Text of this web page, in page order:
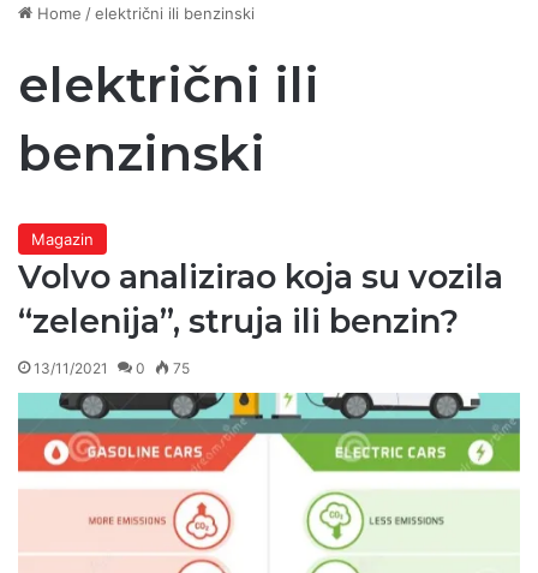
Home /električni ili benzinski
električni ili
benzinski
Magazin
Volvo analizirao koja su vozila
“zelenija”, struja ili benzin?
13/11/2021 0 75